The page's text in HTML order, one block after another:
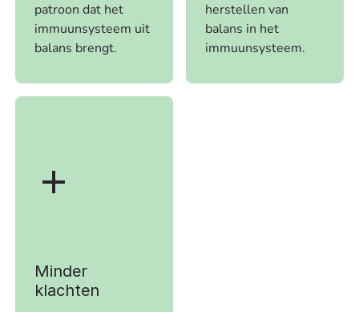
patroon dat het
immuunsysteem uit
balans brengt.
herstellen van
balans in het
immuunsysteem.
Minder
klachten